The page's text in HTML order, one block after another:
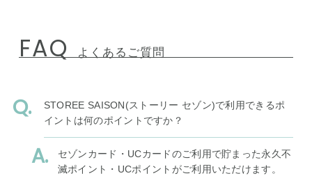
FAQ よくあるご質問
STOREE SAISON(ストーリー セゾン)で利用できるポ
イントは何のポイントですか？
セゾンカード・UCカードのご利用で貯まった永久不
滅ポイント・UCポイントがご利用いただけます。